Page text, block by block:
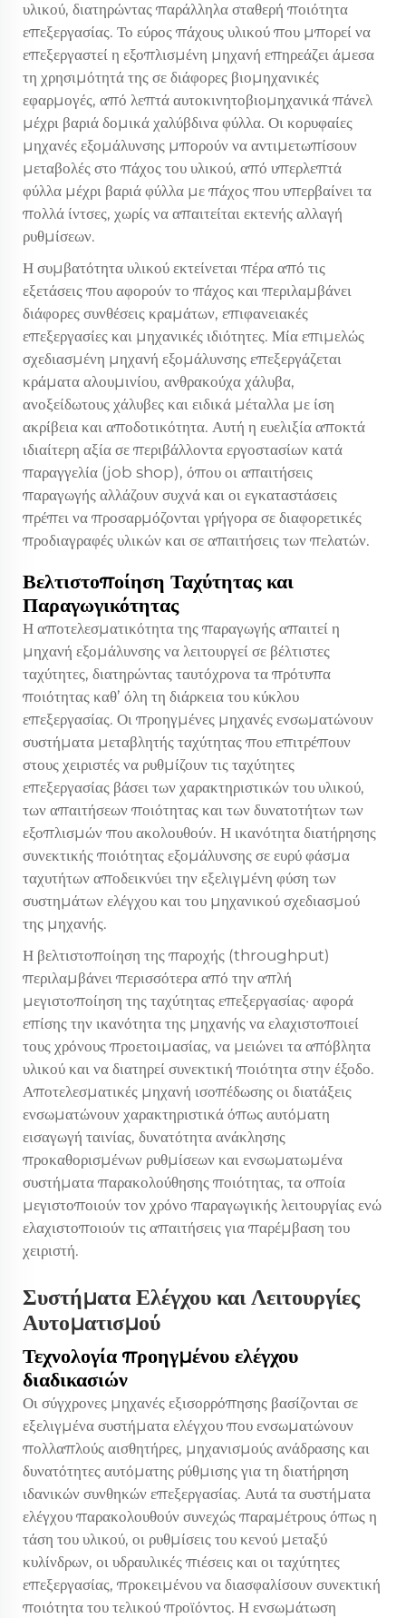
υλικού, διατηρώντας παράλληλα σταθερή ποιότητα
επεξεργασίας. Το εύρος πάχους υλικού που μπορεί να
επεξεργαστεί η εξοπλισμένη μηχανή επηρεάζει άμεσα
τη χρησιμότητά της σε διάφορες βιομηχανικές
εφαρμογές, από λεπτά αυτοκινητοβιομηχανικά πάνελ
μέχρι βαριά δομικά χαλύβδινα φύλλα. Οι κορυφαίες
μηχανές εξομάλυνσης μπορούν να αντιμετωπίσουν
μεταβολές στο πάχος του υλικού, από υπερλεπτά
φύλλα μέχρι βαριά φύλλα με πάχος που υπερβαίνει τα
πολλά ίντσες, χωρίς να απαιτείται εκτενής αλλαγή
ρυθμίσεων.
Η συμβατότητα υλικού εκτείνεται πέρα από τις
εξετάσεις που αφορούν το πάχος και περιλαμβάνει
διάφορες συνθέσεις κραμάτων, επιφανειακές
επεξεργασίες και μηχανικές ιδιότητες. Μία επιμελώς
σχεδιασμένη μηχανή εξομάλυνσης επεξεργάζεται
κράματα αλουμινίου, ανθρακούχα χάλυβα,
ανοξείδωτους χάλυβες και ειδικά μέταλλα με ίση
ακρίβεια και αποδοτικότητα. Αυτή η ευελιξία αποκτά
ιδιαίτερη αξία σε περιβάλλοντα εργοστασίων κατά
παραγγελία (job shop), όπου οι απαιτήσεις
παραγωγής αλλάζουν συχνά και οι εγκαταστάσεις
πρέπει να προσαρμόζονται γρήγορα σε διαφορετικές
προδιαγραφές υλικών και σε απαιτήσεις των πελατών.
Βελτιστοποίηση Ταχύτητας και
Παραγωγικότητας
Η αποτελεσματικότητα της παραγωγής απαιτεί η
μηχανή εξομάλυνσης να λειτουργεί σε βέλτιστες
ταχύτητες, διατηρώντας ταυτόχρονα τα πρότυπα
ποιότητας καθ’ όλη τη διάρκεια του κύκλου
επεξεργασίας. Οι προηγμένες μηχανές ενσωματώνουν
συστήματα μεταβλητής ταχύτητας που επιτρέπουν
στους χειριστές να ρυθμίζουν τις ταχύτητες
επεξεργασίας βάσει των χαρακτηριστικών του υλικού,
των απαιτήσεων ποιότητας και των δυνατοτήτων των
εξοπλισμών που ακολουθούν. Η ικανότητα διατήρησης
συνεκτικής ποιότητας εξομάλυνσης σε ευρύ φάσμα
ταχυτήτων αποδεικνύει την εξελιγμένη φύση των
συστημάτων ελέγχου και του μηχανικού σχεδιασμού
της μηχανής.
Η βελτιστοποίηση της παροχής (throughput)
περιλαμβάνει περισσότερα από την απλή
μεγιστοποίηση της ταχύτητας επεξεργασίας· αφορά
επίσης την ικανότητα της μηχανής να ελαχιστοποιεί
τους χρόνους προετοιμασίας, να μειώνει τα απόβλητα
υλικού και να διατηρεί συνεκτική ποιότητα στην έξοδο.
Αποτελεσματικές μηχανή ισοπέδωσης οι διατάξεις
ενσωματώνουν χαρακτηριστικά όπως αυτόματη
εισαγωγή ταινίας, δυνατότητα ανάκλησης
προκαθορισμένων ρυθμίσεων και ενσωματωμένα
συστήματα παρακολούθησης ποιότητας, τα οποία
μεγιστοποιούν τον χρόνο παραγωγικής λειτουργίας ενώ
ελαχιστοποιούν τις απαιτήσεις για παρέμβαση του
χειριστή.
Συστήματα Ελέγχου και Λειτουργίες
Αυτοματισμού
Τεχνολογία προηγμένου ελέγχου
διαδικασιών
Οι σύγχρονες μηχανές εξισορρόπησης βασίζονται σε
εξελιγμένα συστήματα ελέγχου που ενσωματώνουν
πολλαπλούς αισθητήρες, μηχανισμούς ανάδρασης και
δυνατότητες αυτόματης ρύθμισης για τη διατήρηση
ιδανικών συνθηκών επεξεργασίας. Αυτά τα συστήματα
ελέγχου παρακολουθούν συνεχώς παραμέτρους όπως η
τάση του υλικού, οι ρυθμίσεις του κενού μεταξύ
κυλίνδρων, οι υδραυλικές πιέσεις και οι ταχύτητες
επεξεργασίας, προκειμένου να διασφαλίσουν συνεκτική
ποιότητα του τελικού προϊόντος. Η ενσωμάτωση